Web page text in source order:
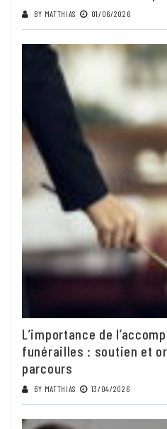
BY MATTHIAS 01/06/2026
L’importance de
funérailles : soutien et
parcours
BY MATTHIAS 13/04/2026